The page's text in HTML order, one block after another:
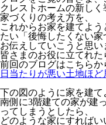
クレストホームの新し
家づくりの考え方を、
これからお家を建てよ
たい「後悔したくない
お伝えしていこうと思い
皆さまのお役に立てれた
前回のブログはこちらか
日当たりが悪い土地ほど
下の図のように家を建
南側に3階建ての家が建
ってしまうとしたら、
どのような家にすればい